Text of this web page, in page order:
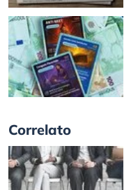
Correlato